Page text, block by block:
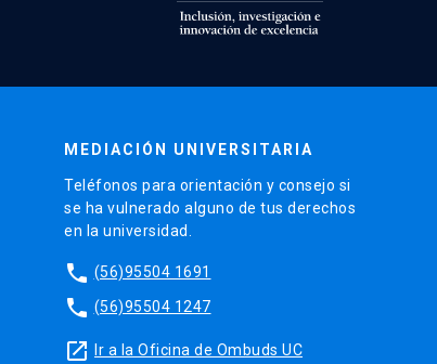
MEDIACIÓN UNIVERSITARIA
Teléfonos para orientación y consejo si
se ha vulnerado alguno de tus derechos
en la universidad.
phone (56)95504 1691
phone (56)95504 1247
launch Ir a la Oficina de Ombuds UC